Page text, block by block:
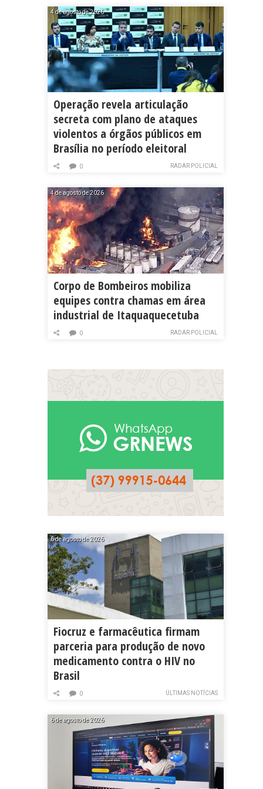
4 de agosto de 2026
Operação revela articulação
secreta com plano de ataques
violentos a órgãos públicos em
Brasília no período eleitoral
RADAR POLICIAL
0
4 de agosto de 2026
Corpo de Bombeiros mobiliza
equipes contra chamas em área
industrial de Itaquaquecetuba
RADAR POLICIAL
0
6 de agosto de 2026
Fiocruz e farmacêutica firmam
parceria para produção de novo
medicamento contra o HIV no
Brasil
ÚLTIMAS NOTÍCIAS
0
6 de agosto de 2026